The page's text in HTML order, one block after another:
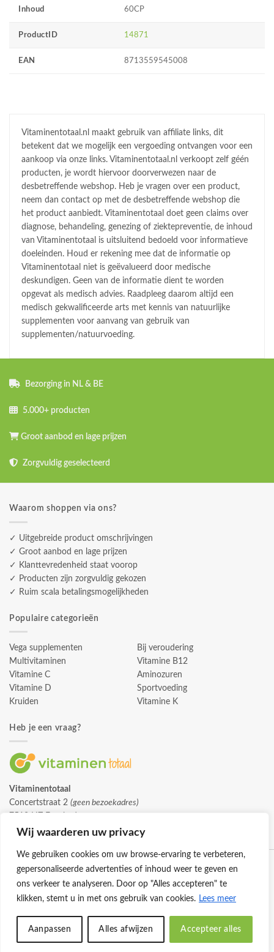
Wij waarderen uw privacy
We gebruiken cookies om uw browse-ervaring te verbeteren,
gepersonaliseerde advertenties of inhoud weer te geven en
ons verkeer te analyseren. Door op "Alles accepteren" te
klikken, stemt u in met ons gebruik van cookies. Lees meer
Aanpassen Alles afwijzen Accepteer alles
Inhoud 60CP
ProductID 14871
EAN 8713559545008
Vitaminentotaal.nl maakt gebruik van affiliate links, dit
betekent dat we mogelijk een vergoeding ontvangen voor een
aankoop via onze links. Vitaminentotaal.nl verkoopt zelf géén
producten, je wordt hiervoor doorverwezen naar de
desbetreffende webshop. Heb je vragen over een product,
neem dan contact op met de desbetreffende webshop die
het product aanbiedt. Vitaminentotaal doet geen claims over
diagnose, behandeling, genezing of ziektepreventie, de inhoud
van Vitaminentotaal is uitsluitend bedoeld voor informatieve
doeleinden. Houd er rekening mee dat de informatie op
Vitaminentotaal niet is geëvalueerd door medische
deskundigen. Geen van de informatie dient te worden
opgevat als medisch advies. Raadpleeg daarom altijd een
medisch gekwalificeerde arts met kennis van natuurlijke
supplementen voor aanvang van gebruik van
supplementen/natuurvoeding.
Bezorging in NL & BE
5.000+ producten
Groot aanbod en lage prijzen
Zorgvuldig geselecteerd
Waarom shoppen via ons?
✓ Uitgebreide product omschrijvingen
✓ Groot aanbod en lage prijzen
✓ Klanttevredenheid staat voorop
✓ Producten zijn zorgvuldig gekozen
✓ Ruim scala betalingsmogelijkheden
Populaire categorieën
Vega supplementen
Multivitaminen
Vitamine C
Vitamine D
Kruiden
Bij veroudering
Vitamine B12
Aminozuren
Sportvoeding
Vitamine K
Heb je een vraag?
Vitaminentotaal
Concertstraat 2 (geen bezoekadres)
info@vitaminentotaal.nl
© 2026 -Vitaminentotaal.nl